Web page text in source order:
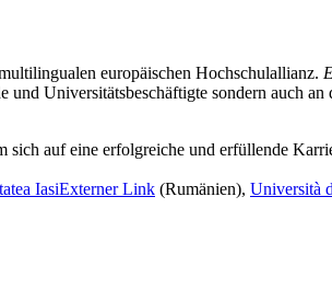
europäischen Hochschulallianz.
Universitätsbeschäftigte sondern auch an
sich auf eine erfolgreiche und erfüllende
IasiExterner Link (Rumänien), Università